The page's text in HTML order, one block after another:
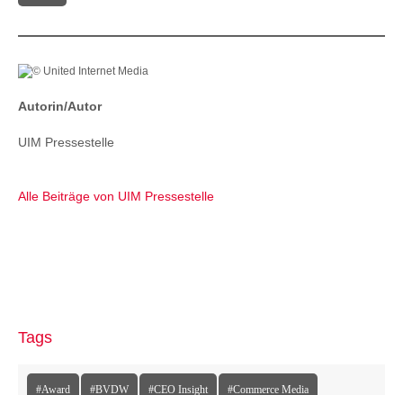
Autorin/Autor
UIM Pressestelle
Alle Beiträge von UIM Pressestelle
Tags
#Award #BVDW #CEO Insight #Commerce Media